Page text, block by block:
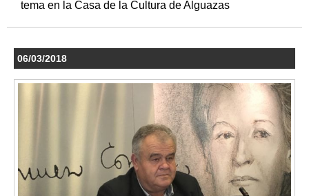
tema en la Casa de la Cultura de Alguazas
06/03/2018